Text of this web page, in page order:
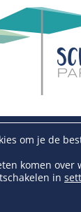
om je de
komen over
in